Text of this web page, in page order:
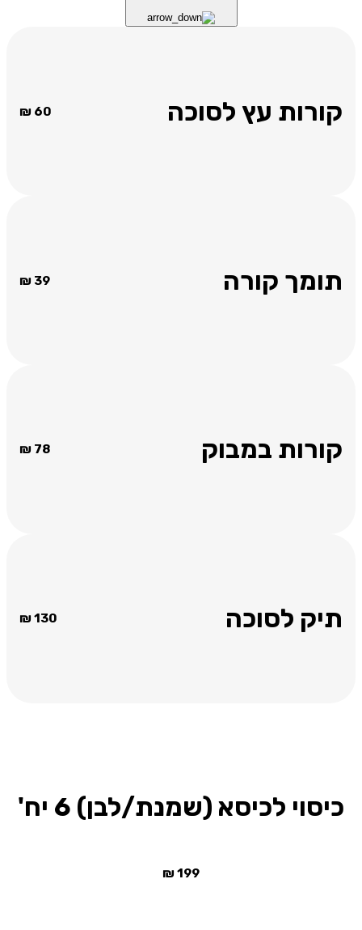
קורות עץ לסוכה 60
₪
תומך קורה 39
₪
קורות במבוק 78
₪
תיק לסוכה 130
₪
כיסוי לכיסא (שמנת/לבן) 6 יח'
199
₪